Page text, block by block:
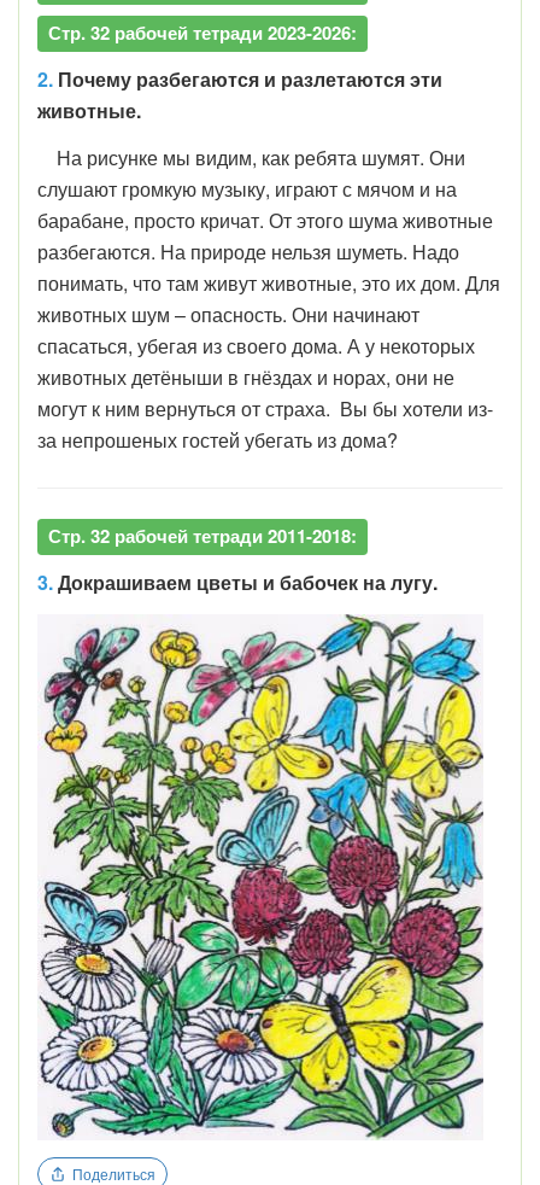
Стр. 32 рабочей тетради 2023-2026:
2. Почему разбегаются и разлетаются эти
животные.
На рисунке мы видим, как ребята шумят. Они
слушают громкую музыку, играют с мячом и на
барабане, просто кричат. От этого шума животные
разбегаются. На природе нельзя шуметь. Надо
понимать, что там живут животные, это их дом. Для
животных шум – опасность. Они начинают
спасаться, убегая из своего дома. А у некоторых
животных детёныши в гнёздах и норах, они не
могут к ним вернуться от страха. Вы бы хотели из-
за непрошеных гостей убегать из дома?
Стр. 32 рабочей тетради 2011-2018:
3.Докрашиваем цветы и бабочек на лугу.
Поделиться